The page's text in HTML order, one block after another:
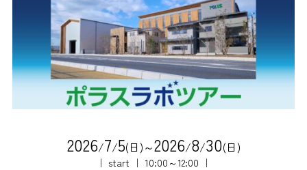
2026/7/5(日)～2026/8/30(日)
｜ start ｜ 10:00～12:00 ｜